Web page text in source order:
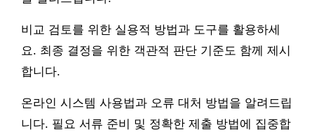
비교 검토를 위한 실용적 방법과 도구를 활용하세
요. 최종 결정을 위한 객관적 판단 기준도 함께 제시
합니다.
온라인 시스템 사용법과 오류 대처 방법을 알려드립
니다. 필요 서류 준비 및 정확한 제출 방법에 집중합